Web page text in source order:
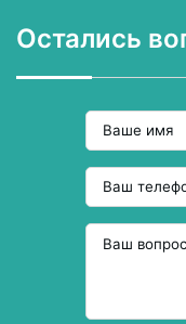
Остались